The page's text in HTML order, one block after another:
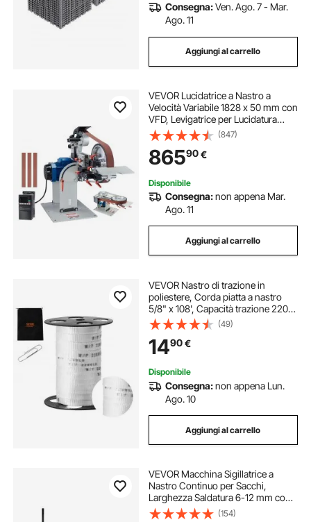
Consegna:Ven. Ago. 7 - Mar.
Ago. 11
Aggiungi al carrello
VEVOR Lucidatrice a Nastro a
Velocità Variabile 1828 x 50 mm con
VFD, Levigatrice per Lucidatura
1500 W con 3 Stampi Smerigliatura
e 3 Nastri Abrasivi per Lavorazione
Metalli, Produzione Coltelli
(847)
86590€
Disponibile
Consegna:non appena Mar.
Ago. 11
Aggiungi al carrello
VEVOR Nastro di trazione in
poliestere, Corda piatta a nastro
5/8" x 108', Capacità trazione 2200
lbf, Nastro di trazione per cavi per
imballaggio, giardinaggio, elettricità
commerciale, bianco
(49)
1490€
Disponibile
Consegna:non appena Lun.
Ago. 10
Aggiungi al carrello
VEVOR Macchina Sigillatrice a
Nastro Continuo per Sacchi,
Larghezza Saldatura 6-12 mm con
Controllo Digitale Temperatura,
(154)